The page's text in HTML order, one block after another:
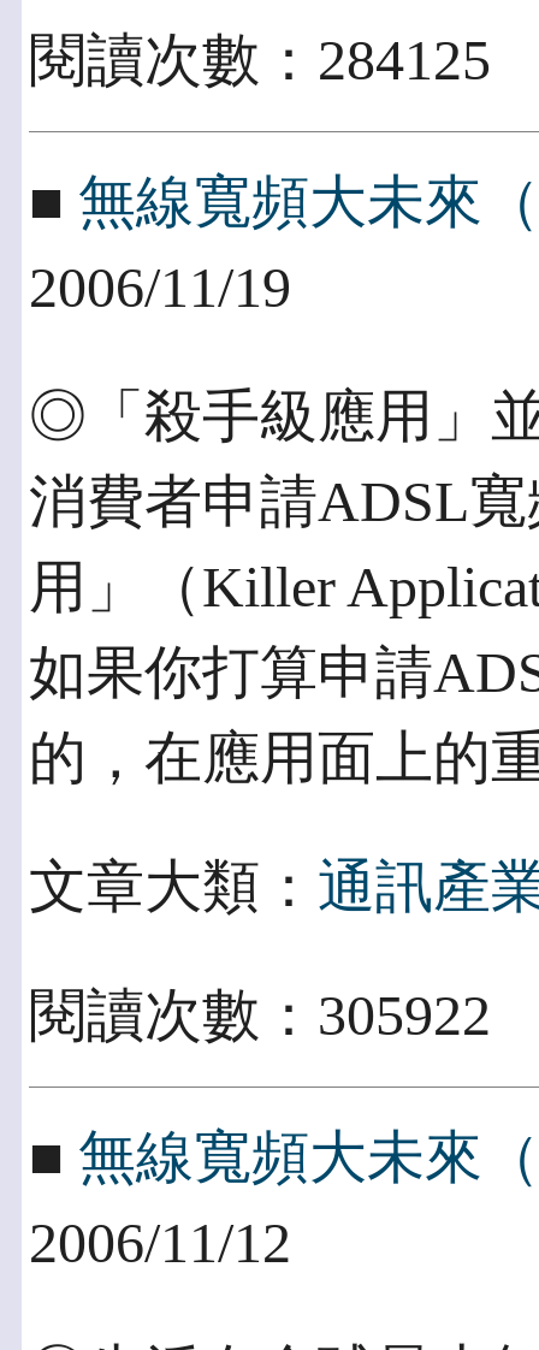
閱讀次數：
■ 無線寬頻大未來
2006/11/19
◎「殺手級應用」
消費者申請ADSL
用」（Killer
如果你打算申請
的，在應用面上的
文章大類： 通訊產
閱讀次數：
■ 無線寬頻大未來
2006/11/12